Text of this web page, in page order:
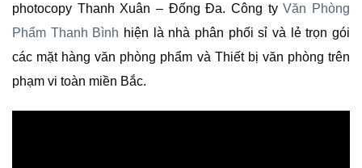
photocopy Thanh Xuân – Đống Đa. Công tyVăn Phòng
Phẩm Thanh Bình hiện là nhà phân phối sỉ và lẻ trọn gói
các mặt hàng văn phòng phẩm và Thiết bị văn phòng trên
phạm vi toàn miền Bắc.